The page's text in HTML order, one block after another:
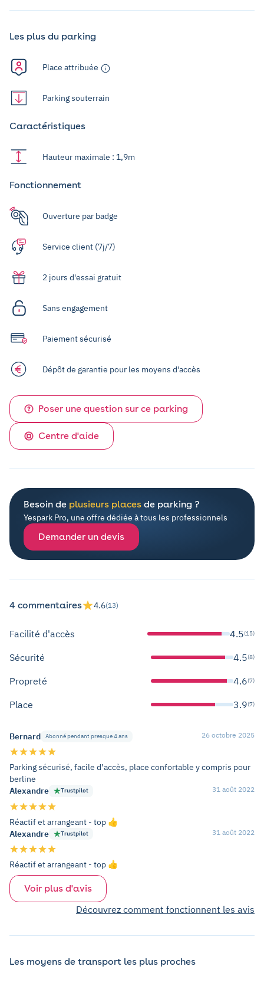
Les plus du parking
Place attribuée
Parking souterrain
Caractéristiques
Hauteur maximale : 1,9m
Fonctionnement
Ouverture par badge
Service client (7j/7)
2 jours d'essai gratuit
Sans engagement
Paiement sécurisé
Dépôt de garantie pour les moyens d'accès
Poser une question sur ce parking
Centre d'aide
Besoin de plusieurs places de parking ?
Yespark Pro, une offre dédiée à tous les professionnels
Demander un devis
4 commentaires 4.6(13)
Facilité d'accès 4.5(15)
Sécurité 4.5(8)
Propreté 4.6(7)
Place 3.9(7)
Bernard Abonné pendant presque 4 ans 26 octobre 2025
Parking sécurisé, facile d’accès, place confortable y compris pour
berline
Alexandre
Trustpilot 31 août 2022
Réactif et arrangeant - top 👍
Alexandre
Trustpilot 31 août 2022
Réactif et arrangeant - top 👍
Voir plus d'avis
Découvrez comment fonctionnent les avis
Les moyens de transport les plus proches